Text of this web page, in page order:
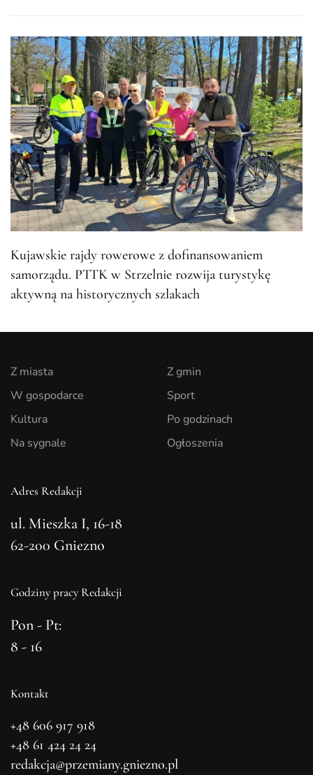
Kujawskie rajdy rowerowe z dofinansowaniem
samorządu. PTTK w Strzelnie rozwija turystykę
aktywną na historycznych szlakach
Z miasta
W gospodarce
Kultura
Na sygnale
Z gmin
Sport
Po godzinach
Ogłoszenia
Adres Redakcji
ul. Mieszka I, 16-18
62-200 Gniezno
Godziny pracy Redakcji
Pon - Pt:
8 - 16
Kontakt
+48 606 917 918
+48 61 424 24 24
redakcja@przemiany.gniezno.pl